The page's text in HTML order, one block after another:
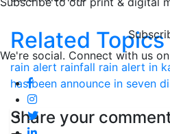
We're social. Connect with us
Related Topics
rain alert rainfall rain alert in
has been announce in seven
Share your